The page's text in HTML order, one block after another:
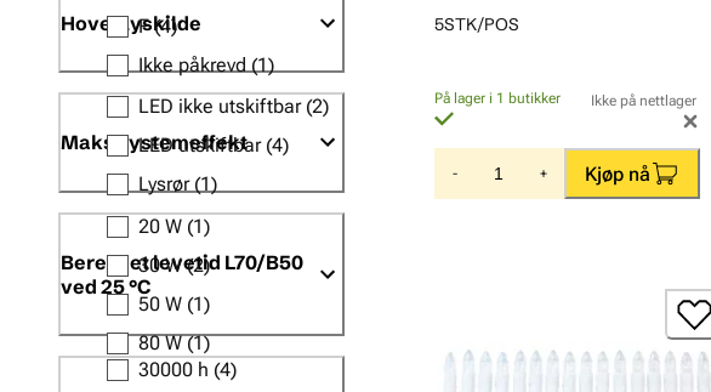
F(4)
Ikke påkrevd (1)
Hovedlyskilde
LED ikke utskiftbar (2)
LED utskiftbar (4)
Lysrør (1)
Maks systemeffekt
20 W (1)
30 W(2)
50 W (1)
80 W(1)
Beregnet levetid L70/B50
ved 25 °C
30000 h (4)
5STK/POS
På lager i 1 butikker Ikke på nettlager
- + Kjøp nå